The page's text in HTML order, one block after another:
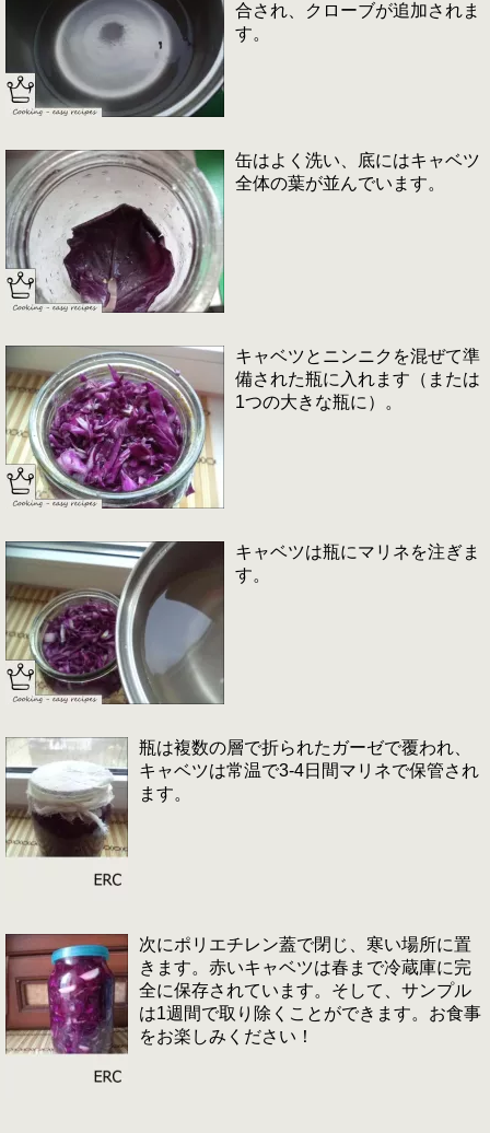
合され、クローブが追加されま
す。
缶はよく洗い、底にはキャベツ
全体の葉が並んでいます。
キャベツとニンニクを混ぜて準
備された瓶に入れます（または
1つの大きな瓶に）。
キャベツは瓶にマリネを注ぎま
す。
瓶は複数の層で折られたガーゼで覆われ、
キャベツは常温で3-4日間マリネで保管され
ます。
次にポリエチレン蓋で閉じ、寒い場所に置
きます。赤いキャベツは春まで冷蔵庫に完
全に保存されています。そして、サンプル
は1週間で取り除くことができます。お食事
をお楽しみください！